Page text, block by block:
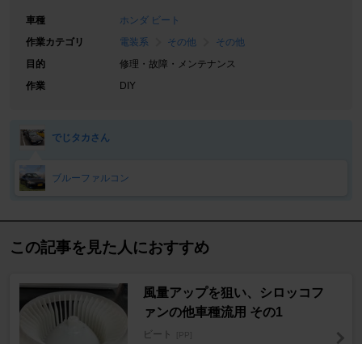
車種
ホンダ ビート
作業カテゴリ
電装系 その他
その他
目的
修理・故障・メンテナンス
作業
DIY
でじタカさん
ブルーファルコン
この記事を見た人におすすめ
風量アップを狙い、シロッコフ
ァンの他車種流用 その1
ビート [PP]